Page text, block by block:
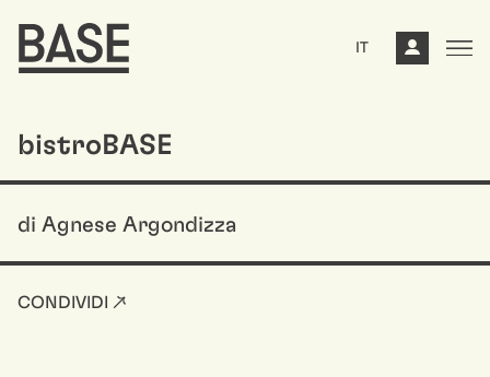
IT
bistroBASE
di Agnese Argondizza
CONDIVIDI ↗